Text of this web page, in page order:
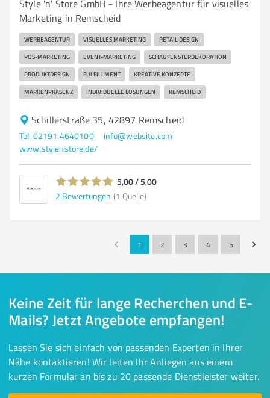
Style 'n' Store GmbH - Ihre Werbeagentur für visuelles
Marketing in Remscheid
WERBEAGENTUR VISUELLES MARKETING RETAIL DESIGN
POS-MARKETING EVENT-MARKETING SCHAUFENSTERDEKORATION
PRODUKTDESIGN FULFILLMENT KREATIVE KONZEPTE
MARKENPRÄSENZ INDIVIDUELLE LÖSUNGEN REMSCHEID
Schillerstraße 35, 42897 Remscheid
Tel. 02191 4640100
info@website.com
www.stylenstore.de/
5,00 / 5,00
2 Bewertungen (1 Quelle)
1 2 3 4 5
Keine Zeit für lange Recherchen und E-
Mails? Jetzt Angebote empfangen!
Lassen Sie sich einfach von passenden Experten in Ihrer
Nähe kontaktieren! Wir leiten Ihr Anliegen aus einem
kurzen Formular an bis zu 20 passende Dienstleister weiter.